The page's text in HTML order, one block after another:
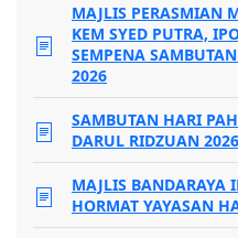
MAJLIS PERASMIAN
KEM SYED PUTRA,
SEMPENA
2026
SAMBUTAN HARI
DARUL RIDZUAN 2026
MAJLIS BANDARAYA
HORMAT YAYASAN